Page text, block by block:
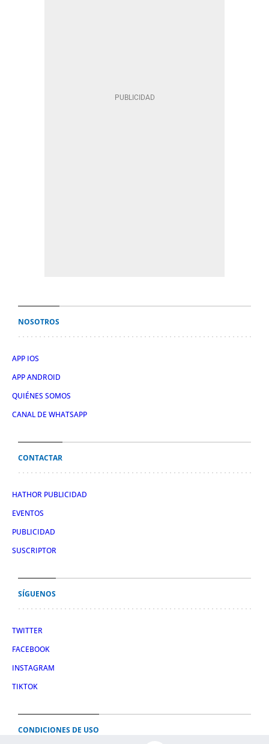
NOSOTROS
APP IOS
APP ANDROID
QUIÉNES SOMOS
CANAL DE WHATSAPP
CONTACTAR
HATHOR PUBLICIDAD
EVENTOS
PUBLICIDAD
SUSCRIPTOR
SÍGUENOS
TWITTER
FACEBOOK
INSTAGRAM
TIKTOK
CONDICIONES DE USO